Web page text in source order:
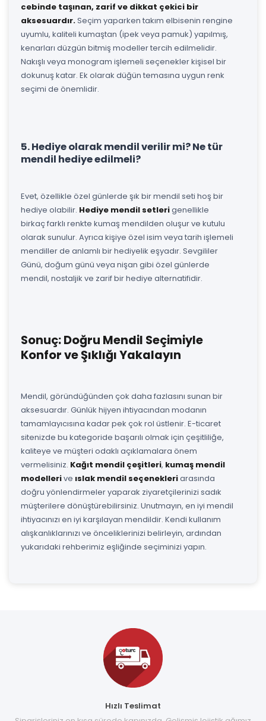
cebinde taşınan, zarif ve dikkat çekici bir
aksesuardır.Seçim yaparken takım elbisenin rengine
uyumlu, kaliteli kumaştan (ipek veya pamuk) yapılmış,
kenarları düzgün bitmiş modeller tercih edilmelidir.
Nakışlı veya monogram işlemeli seçenekler kişisel bir
dokunuş katar. Ek olarak düğün temasına uygun renk
seçimi de önemlidir.
5. Hediye olarak mendil verilir mi? Ne tür
mendil hediye edilmeli?
Evet, özellikle özel günlerde şık bir mendil seti hoş bir
hediye olabilir. Hediye mendil setlerigenellikle
birkaç farklı renkte kumaş mendilden oluşur ve kutulu
olarak sunulur. Ayrıca kişiye özel isim veya tarih işlemeli
mendiller de anlamlı bir hediyelik eşyadır. Sevgililer
Günü, doğum günü veya nişan gibi özel günlerde
mendil, nostaljik ve zarif bir hediye alternatifidir.
Sonuç: Doğru Mendil Seçimiyle
Konfor ve Şıklığı Yakalayın
Mendil, göründüğünden çok daha fazlasını sunan bir
aksesuardır. Günlük hijyen ihtiyacından modanın
tamamlayıcısına kadar pek çok rol üstlenir. E-ticaret
sitenizde bu kategoride başarılı olmak için çeşitliliğe,
kaliteye ve müşteri odaklı açıklamalara önem
vermelisiniz. Kağıt mendil çeşitleri, kumaş mendil
modellerive ıslak mendil seçenekleriarasında
doğru yönlendirmeler yaparak ziyaretçilerinizi sadık
müşterilere dönüştürebilirsiniz. Unutmayın, en iyi mendil
ihtiyacınızı en iyi karşılayan mendildir. Kendi kullanım
alışkanlıklarınızı ve önceliklerinizi belirleyin, ardından
yukarıdaki rehberimiz eşliğinde seçiminizi yapın.
Hızlı Teslimat